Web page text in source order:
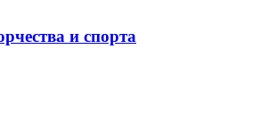
и спорта